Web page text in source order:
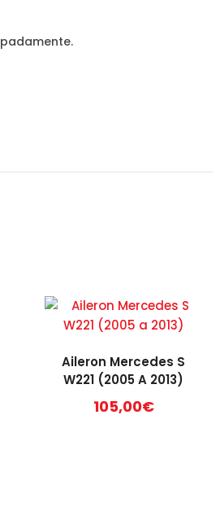
Aileron Mercedes S
W221 (2005 A 2013)
105,00€